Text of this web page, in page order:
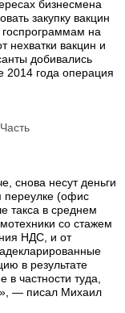
бизнесмена
закупку вакцин
на
нехватки вакцин и
добивались
2014 года операция
снова несут деньги
переулке (офис
такса в среднем
со стажем
НДС, и от
в результате
частности туда,
— писал Михаил